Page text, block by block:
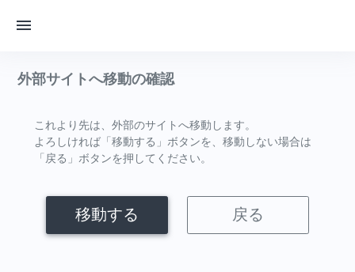
外部サイトへ移動の確認
これより先は、外部のサイトへ移動します。
よろしければ「移動する」ボタンを、移動しない場合は
「戻る」ボタンを押してください。
移動する 戻る